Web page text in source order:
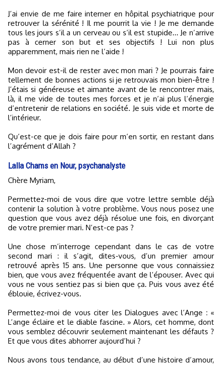
J’ai envie de me faire interner en hôpital psychiatrique pour
retrouver la sérénité ! Il me pourrit la vie ! Je me demande
tous les jours s’il a un cerveau ou s’il est stupide… Je n’arrive
pas à cerner son but et ses objectifs ! Lui non plus
apparemment, mais rien ne l’aide !
Mon devoir est-il de rester avec mon mari ? Je pourrais faire
tellement de bonnes actions si je retrouvais mon bien-être !
J’étais si généreuse et aimante avant de le rencontrer mais,
là, il me vide de toutes mes forces et je n’ai plus l’énergie
d’entretenir de relations en société. Je suis vide et morte de
l’intérieur.
Qu’est-ce que je dois faire pour m’en sortir, en restant dans
l’agrément d’Allah ?
Lalla Chams en Nour, psychanalyste
Chère Myriam,
Permettez-moi de vous dire que votre lettre semble déjà
contenir la solution à votre problème. Vous nous posez une
question que vous avez déjà résolue une fois, en divorçant
de votre premier mari. N’est-ce pas ?
Une chose m’interroge cependant dans le cas de votre
second mari : il s’agit, dites-vous, d’un premier amour
retrouvé après 15 ans. Une personne que vous connaissiez
bien, que vous avez fréquentée avant de l’épouser. Avec qui
vous ne vous sentiez pas si bien que ça. Puis vous avez été
éblouie, écrivez-vous.
Permettez-moi de vous citer les Dialogues avec l’Ange : «
L’ange éclaire et le diable fascine. » Alors, cet homme, dont
vous semblez découvrir seulement maintenant les défauts ?
Et que vous dites abhorrer aujourd’hui ?
Nous avons tous tendance, au début d’une histoire d’amour,